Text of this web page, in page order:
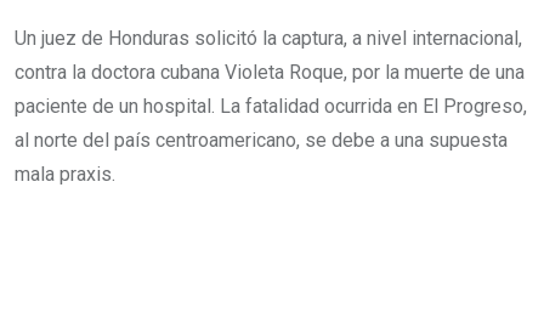
Un juez de Honduras solicitó la captura, a nivel internacional,
contra la doctora cubana Violeta Roque, por la muerte de una
paciente de un hospital. La fatalidad ocurrida en El Progreso,
al norte del país centroamericano, se debe a una supuesta
mala praxis.